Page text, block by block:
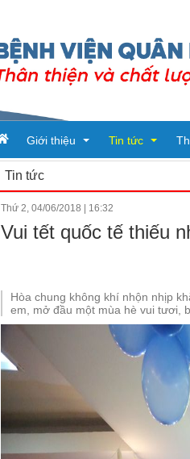
Giới thiệu
Tổ chức bệnh viện
Khoa
Tin tức
Tin tức
Tin tức
Thứ 2, 04/06/2018 | 16:32
Vui tết quốc tế thiếu
Hòa chung không khí nhộn nhịp
em, mở đầu một mùa hè vui tươi,